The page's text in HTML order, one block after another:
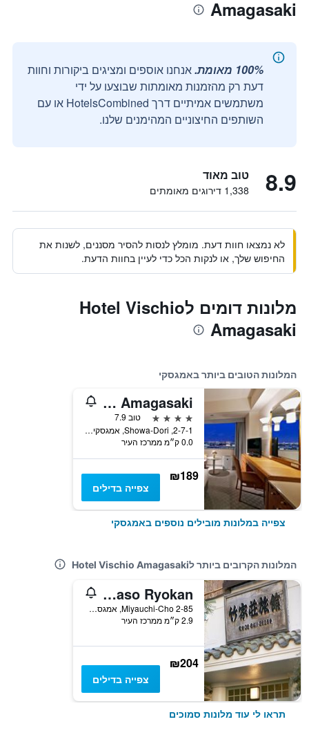
Amagasaki
100% מאומת.
אנחנו אוספים ומציגים ביקורות וחוות
דעת רק מהזמנות מאומתות שבוצעו על ידי
משתמשים אמיתיים דרך HotelsCombined או עם
השותפים החיצוניים המהימנים שלנו.
8.9 טוב מאוד
1,338 דירוגים מאומתים
לא נמצאו חוות דעת. מומלץ לנסות להסיר מסננים, לשנות את
החיפוש שלך, או לנקות הכל כדי לעיין בחוות הדעת.
מלונות דומים לHotel Vischio
Amagasaki
המלונות הטובים ביותר באמגסקי
Miyako Hotel Amagasaki
4 כוכבים
טוב 7.9
2-7-1, Showa-Dori, אמגסקי, יפן
0.0 ק״מ ממרכז העיר
₪189
צפייה בדילים
צפייה במלונות מובילים נוספים באמגסקי
המלונות הקרובים ביותר לHotel Vischio Amagasaki
Takeyaso Ryokan
Miyauchi-Cho 2-85, אמגסקי, יפן
2.9 ק״מ ממרכז העיר
₪204
צפייה בדילים
תראו לי עוד מלונות סמוכים